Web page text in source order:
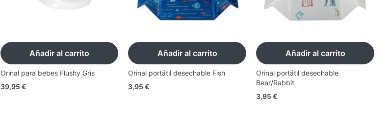
Añadir al carrito
Orinal para bebes Flushy Gris
39,95 €
Añadir al carrito
Orinal portátil desechable Fish
3,95€
Añadir al carrito
Orinal portátil desechable
Bear/Rabbit
3,95€